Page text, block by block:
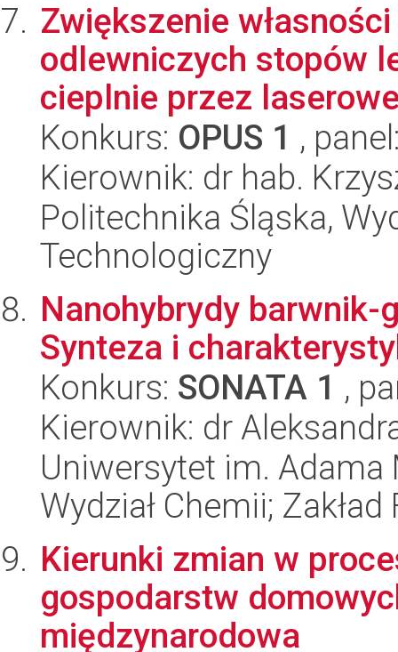
Zwiększenie
odlewniczych stopów
cieplnie przez
Konkurs: OPUS 1 ,
Kierownik: dr hab.
Politechnika Śląska,
Technologiczny
Nanohybrydy
Synteza i
Konkurs: SONATA 1 ,
Kierownik: dr
Uniwersytet im.
Wydział Chemii;
Kierunki zmian w
gospodarstw
międzynarodowa